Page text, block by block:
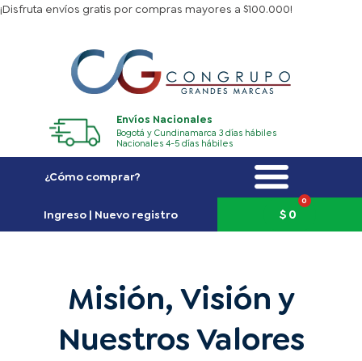
Ir
¡Disfruta envíos gratis por compras mayores a $100.000!
Envíos Nacionales
Bogotá y Cundinamarca 3 días hábiles
Nacionales 4-5 días hábiles
¿Cómo comprar?
Ingreso | Nuevo registro $0
0
Carrito
Misión, Visión y
Nuestros Valores